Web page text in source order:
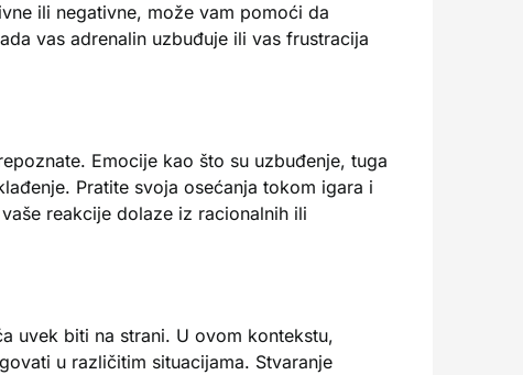
ili negativne, može vam pomoći da
vas adrenalin uzbuđuje ili vas frustracija
Emocije kao što su uzbuđenje, tuga
Pratite svoja osećanja tokom igara i
reakcije dolaze iz racionalnih ili
uvek biti na strani. U ovom kontekstu,
u različitim situacijama. Stvaranje